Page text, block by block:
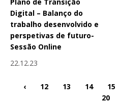
Digital – Balanço do
trabalho desenvolvido e
perspetivas de futuro-
Sessão Online
22.12.23
‹ 12 13 14 15
20